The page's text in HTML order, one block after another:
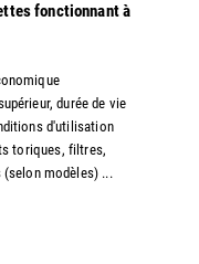
fonctionnant à
durée de vie
d'utilisation
toriques, filtres,
modèles) ...​